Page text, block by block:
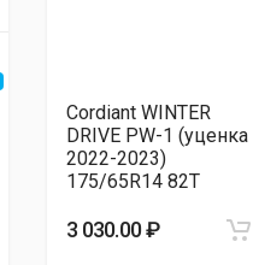
Cordiant WINTER
DRIVE PW-1 (уценка
2022-2023)
175/65R14 82T
3 030.00 ₽